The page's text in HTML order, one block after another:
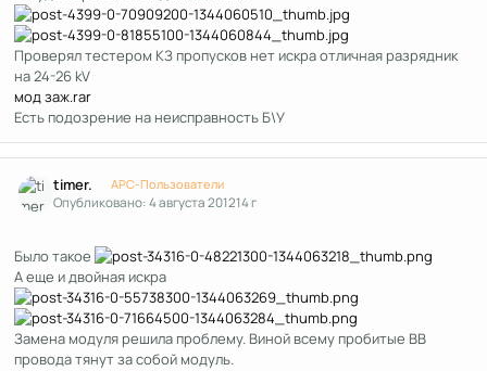
Проверял тестером КЗ пропусков нет искра отличная разрядник
на 24-26 kV
мод заж.rar
Есть подозрение на неисправность Б\У
timer. APC-Пользователи
Опубликовано:4 августа 201214 г
Было такое
А еще и двойная искра
Замена модуля решила проблему. Виной всему пробитые ВВ
провода тянут за собой модуль.